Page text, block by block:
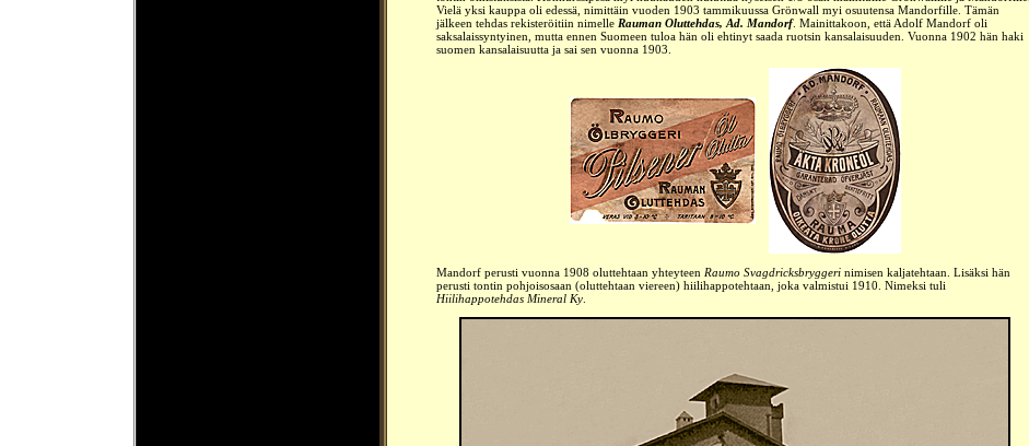
Vielä yksi kauppa oli edessä, nimittäin vuoden 1903 tammikuussa Grönwall myi osuutensa Mandorfille. Tämän
jälkeen tehdas rekisteröitiin nimelle Rauman Oluttehdas, Ad. Mandorf. Mainittakoon, että Adolf Mandorf oli
saksalaissyntyinen, mutta ennen Suomeen tuloa hän oli ehtinyt saada ruotsin kansalaisuuden. Vuonna 1902 hän haki
suomen kansalaisuutta ja sai sen vuonna 1903.
Mandorf perusti vuonna 1908 oluttehtaan yhteyteen Raumo Svagdricksbryggeri nimisen kaljatehtaan. Lisäksi hän
perusti tontin pohjoisosaan (oluttehtaan viereen) hiilihappotehtaan, joka valmistui 1910. Nimeksi tuli
Hiilihappotehdas Mineral Ky